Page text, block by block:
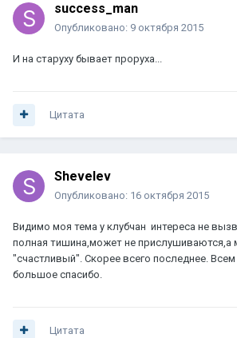
success_man
Опубликовано: 9 октября 2015
И на старуху бывает проруха...
Цитата
Shevelev
Опубликовано: 16 октября 2015
Видимо моя тема у клубчан интереса не
полная тишина,может не прислушиваются,а
"счастливый". Скорее всего последнее.
большое спасибо.
Цитата